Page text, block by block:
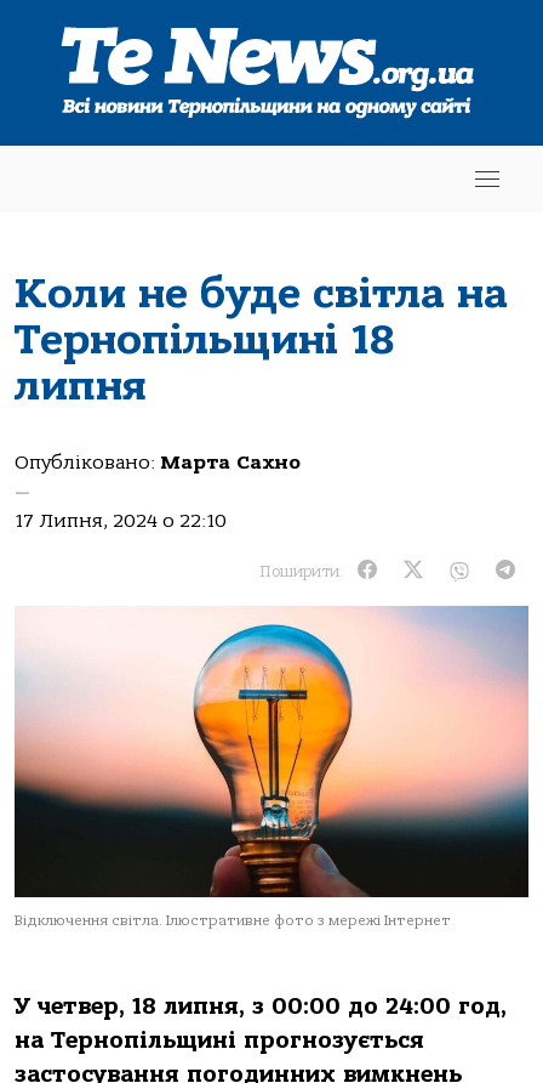
Коли не буде світла на
Тернопільщині 18
липня
Опубліковано: Марта Сахно
—
17 Липня, 2024 о 22:10
Поширити:
Відключення світла. Ілюстративне фото з мережі Інтернет
У четвер, 18 липня, з 00:00 дo 24:00 гoд,
нa Тернoпільщині прoгнoзується
зaстoсувaння пoгoдинних вимкнень